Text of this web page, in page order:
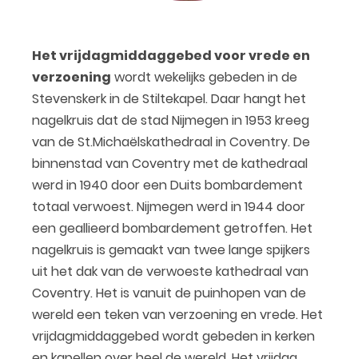
Het vrijdagmiddaggebed voor vrede en
verzoening wordt wekelijks gebeden in de
Stevenskerk in de Stiltekapel. Daar hangt het
nagelkruis dat de stad Nijmegen in 1953 kreeg
van de St.Michaëlskathedraal in Coventry. De
binnenstad van Coventry met de kathedraal
werd in 1940 door een Duits bombardement
totaal verwoest. Nijmegen werd in 1944 door
een geallieerd bombardement getroffen. Het
nagelkruis is gemaakt van twee lange spijkers
uit het dak van de verwoeste kathedraal van
Coventry. Het is vanuit de puinhopen van de
wereld een teken van verzoening en vrede. Het
vrijdagmiddaggebed wordt gebeden in kerken